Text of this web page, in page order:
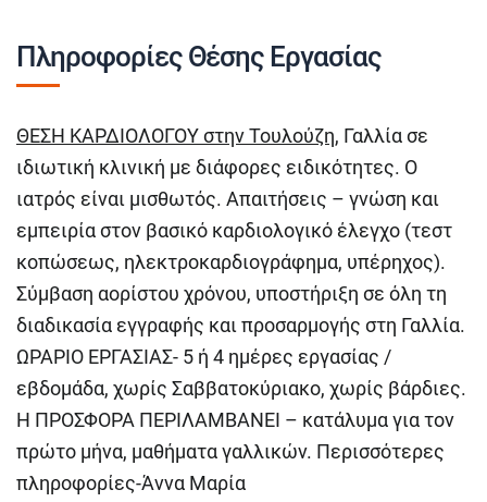
Πληροφορίες Θέσης Εργασίας
ΘΕΣΗ ΚΑΡΔΙΟΛΟΓΟΥ στην Τουλούζη, Γαλλία σε
ιδιωτική κλινική με διάφορες ειδικότητες. Ο
ιατρός είναι μισθωτός. Απαιτήσεις – γνώση και
εμπειρία στον βασικό καρδιολογικό έλεγχο (τεστ
κοπώσεως, ηλεκτροκαρδιογράφημα, υπέρηχος).
Σύμβαση αορίστου χρόνου, υποστήριξη σε όλη τη
διαδικασία εγγραφής και προσαρμογής στη Γαλλία.
ΩΡΑΡΙΟ ΕΡΓΑΣΙΑΣ- 5 ή 4 ημέρες εργασίας /
εβδομάδα, χωρίς Σαββατοκύριακο, χωρίς βάρδιες.
Η ΠΡΟΣΦΟΡΑ ΠΕΡΙΛΑΜΒΑΝΕΙ – κατάλυμα για τον
πρώτο μήνα, μαθήματα γαλλικών. Περισσότερες
πληροφορίες-Άννα Μαρία